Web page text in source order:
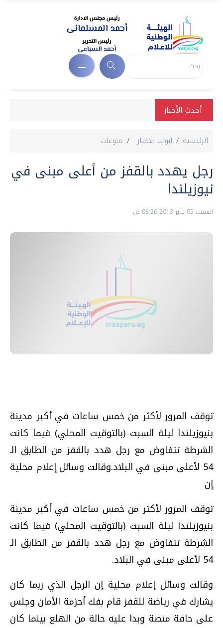
أحدث الأخبار
الرئيسية ابواب الاخبار منوعات
رجل يهدد بالقفز من أعلى مبنى في
نيوزيلندا
السبت، 05 يناير 2013 03:26 ص
توقف المرور لأكثر من خمس ساعات في أكبر مدينة
بنيوزيلندا ليلة السبت (بالتوقيت المحلي) فيما كانت
الشرطة تتفاوض مع رجل هدد بالقفز من الطابق الـ
54 لأعلى مبنى في البلاد.وقالت وسائل إعلام محلية
إن
توقف المرور لأكثر من خمس ساعات في أكبر مدينة
بنيوزيلندا ليلة السبت (بالتوقيت المحلي) فيما كانت
الشرطة تتفاوض مع رجل هدد بالقفز من الطابق الـ
54 لأعلى مبنى في البلاد.
وقالت وسائل إعلام محلية إن الرجل الذي ربما كان
يشارك في رياضة للقفز قام بفك أحزمة الأمان وجلس
على حافة منصة وبدا عليه حالة من الهلع بينما كان